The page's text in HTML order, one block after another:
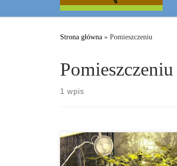
Strona główna » Pomieszczeniu
Pomieszczeniu
1 wpis